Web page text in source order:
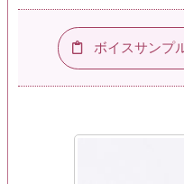
ボイスサンプ